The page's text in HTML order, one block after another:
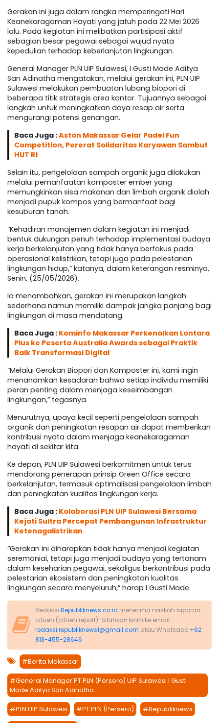
Gerakan ini juga dalam rangka memperingati Hari
Keanekaragaman Hayati yang jatuh pada 22 Mei 2026
lalu. Pada kegiatan ini melibatkan partisipasi aktif
sebagian besar pegawai sebagai wujud nyata
kepedulian terhadap keberlanjutan lingkungan.
General Manager PLN UIP Sulawesi, I Gusti Made Aditya
San Adinatha mengatakan, melalui gerakan ini, PLN UIP
Sulawesi melakukan pembuatan lubang biopori di
beberapa titik strategis area kantor. Tujuannya sebagai
langkah untuk meningkatkan daya resap air serta
mengurangi potensi genangan.
Baca Juga :Aston Makassar Gelar Padel Fun
Competition, Pererat Solidaritas Karyawan Sambut
HUT RI
Selain itu, pengelolaan sampah organik juga dilakukan
melalui pemanfaatan komposter ember yang
memungkinkan sisa makanan dan limbah organik diolah
menjadi pupuk kompos yang bermanfaat bagi
kesuburan tanah.
“Kehadiran manajemen dalam kegiatan ini menjadi
bentuk dukungan penuh terhadap implementasi budaya
kerja berkelanjutan yang tidak hanya berfokus pada
operasional kelistrikan, tetapi juga pada pelestarian
lingkungan hidup,” katanya, dalam keterangan resminya,
Senin, (25/05/2026).
Ia menambahkan, gerakan ini merupakan langkah
sederhana namun memiliki dampak jangka panjang bagi
lingkungan di masa mendatang.
Baca Juga : Kominfo Makassar Perkenalkan Lontara
Plus ke Peserta Australia Awards sebagai Praktik
Baik Transformasi Digital
“Melalui Gerakan Biopori dan Komposter ini, kami ingin
menanamkan kesadaran bahwa setiap individu memiliki
peran penting dalam menjaga keseimbangan
lingkungan,” tegasnya.
Menurutnya, upaya kecil seperti pengelolaan sampah
organik dan peningkatan resapan air dapat memberikan
kontribusi nyata dalam menjaga keanekaragaman
hayati di sekitar kita.
Ke depan, PLN UIP Sulawesi berkomitmen untuk terus
mendorong penerapan prinsip Green Office secara
berkelanjutan, termasuk optimalisasi pengelolaan limbah
dan peningkatan kualitas lingkungan kerja.
Baca Juga : Kolaborasi PLN UIP Sulawesi Bersama
Kejati Sultra Percepat Pembangunan Infrastruktur
Ketenagalistrikan
“Gerakan ini diharapkan tidak hanya menjadi kegiatan
seremonial, tetapi juga menjadi budaya yang tertanam
dalam keseharian pegawai, sekaligus berkontribusi pada
pelestarian ekosistem dan peningkatan kualitas
lingkungan secara menyeluruh,” harap I Gusti Made.
Redaksi Republiknews.co.id menerima naskah laporan
citizen (citizen report). Silahkan kirim ke email:
redaksi.republiknews1@gmail.com atau Whatsapp +62
813-455-28646
#Berita Makassar
#General Manager PT PLN (Persero) UIP Sulawesi I Gusti
Made Aditya San Adinatha
#PLN UIP Sulawesi #PT PLN (Persero) #Republiknews